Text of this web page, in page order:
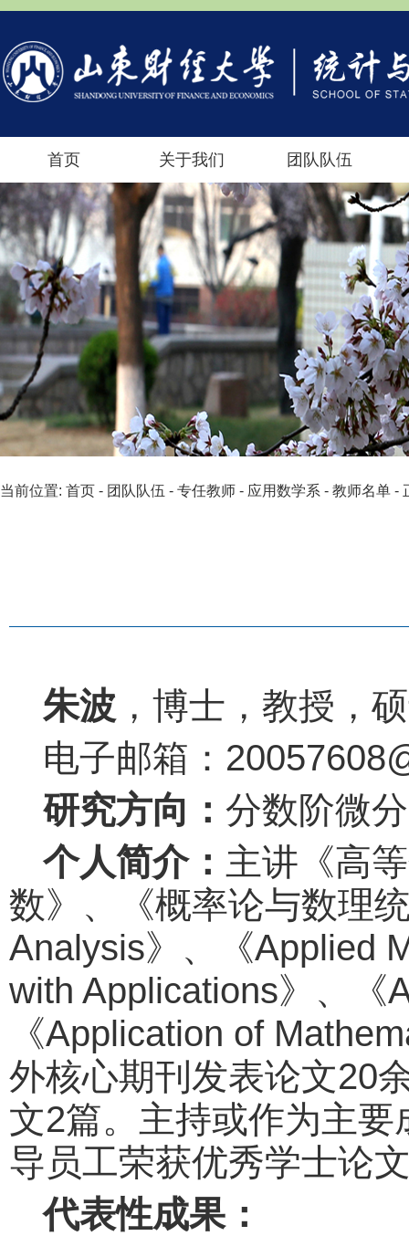
首页 关于我们 团队队伍
当前位置: 首页 - 团队队伍 - 专任教师 - 应用数学系 - 教师名单 -
朱波 ，博士，教授，
电子邮箱：
研究方向：分数阶微
个人简介： 主讲《高
数》、《概率论与数理
Analysis》、《Applied
with Applications》、《
《Application of
外核心期刊发表论文20
文2篇。主持或作为主
导员工荣获优秀学士论
代表性成果：